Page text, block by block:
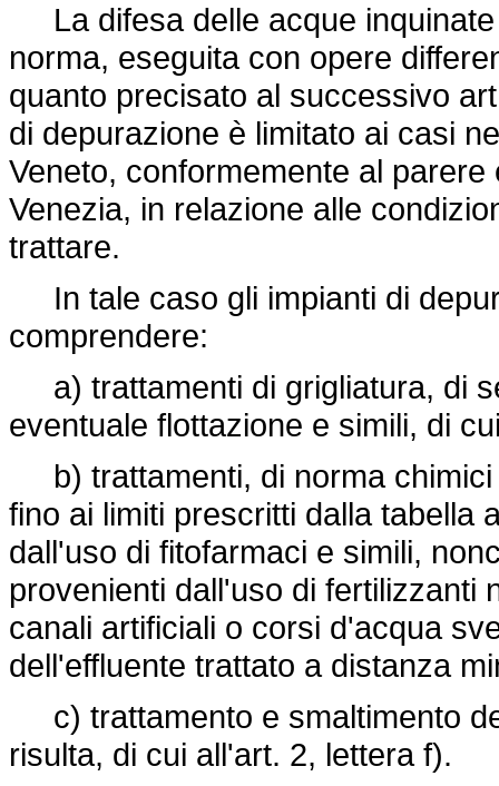
La difesa delle acque inquinate
norma, eseguita con opere
quanto precisato al successivo
di depurazione è limitato ai casi
Veneto, conformemente al
Venezia, in relazione alle
trattare.
In tale caso gli impianti di
comprendere:
a) trattamenti di grigliatura, di
eventuale flottazione e simili, di
b) trattamenti, di norma chimici
fino ai limiti prescritti dalla tabella
dall'uso di fitofarmaci e simili,
provenienti dall'uso di fertilizzanti
canali artificiali o corsi d'acqua
dell'effluente trattato a distanza
c) trattamento e smaltimento
risulta, di cui all'art. 2, lettera f).